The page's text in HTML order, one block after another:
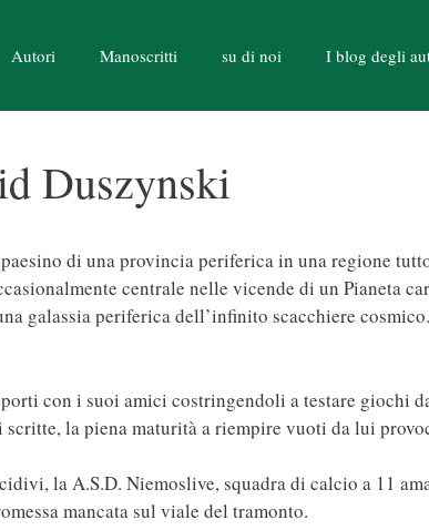
Autori Manoscritti su di noi I blog degli
Duszynski
di una provincia periferica in una regione
centrale nelle vicende di un Pianeta
galassia periferica dell’infinito scacchiere
con i suoi amici costringendoli a testare giochi
scritte, la piena maturità a riempire vuoti da lui
la A.S.D. Niemoslive, squadra di calcio a 11
mancata sul viale del tramonto.